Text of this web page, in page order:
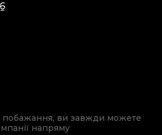
та
побажання, ви завжди можете
напряму